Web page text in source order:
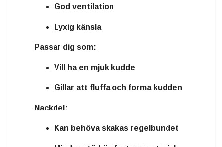
God ventilation
Lyxig känsla
Passar dig som:
Vill ha en mjuk kudde
Gillar att fluffa och forma kudden
Nackdel:
Kan behöva skakas regelbundet